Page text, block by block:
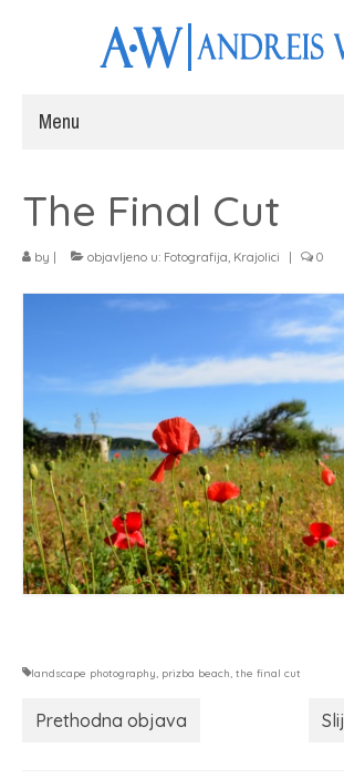
Menu
Web stranice
Fotografiranje
Kontakt
The Final Cut
by objavljeno u: Fotografija, Krajolici 0
landscape photography, prizba beach, the final cut
Prethodna objava